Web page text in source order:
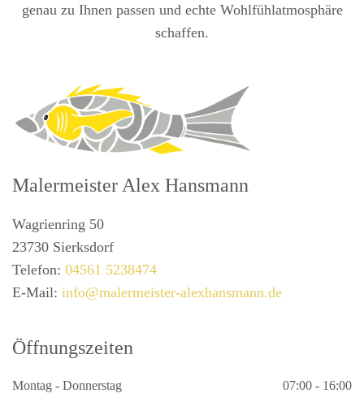
genau zu Ihnen passen und echte Wohlfühlatmosphäre
schaffen.
Malermeister Alex Hansmann
Wagrienring 50
23730 Sierksdorf
Telefon: 04561 5238474
E-Mail: info@malermeister-alexhansmann.de
Öffnungszeiten
Montag - Donnerstag
07:00 - 16:00